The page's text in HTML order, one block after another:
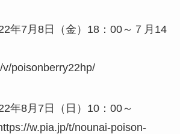
年7月8日（金）18：00～７月14
poisonberry22hp/
年8月7日（日）10：00～
w.pia.jp/t/nounai-poison-